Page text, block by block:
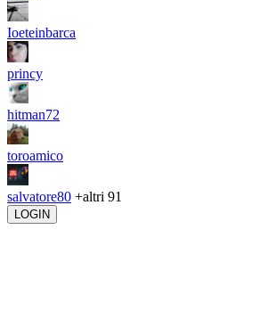
Ioeteinbarca
princy
hitman72
toroamico
salvatore80 +altri 91
LOGIN